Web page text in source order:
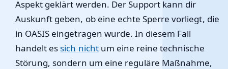
Aspekt geklärt werden. Der Support kann dir
Auskunft geben, ob eine echte Sperre vorliegt, die
in OASIS eingetragen wurde. In diesem Fall
handelt es sich nichtum eine reine technische
Störung, sondern um eine reguläre Maßnahme,